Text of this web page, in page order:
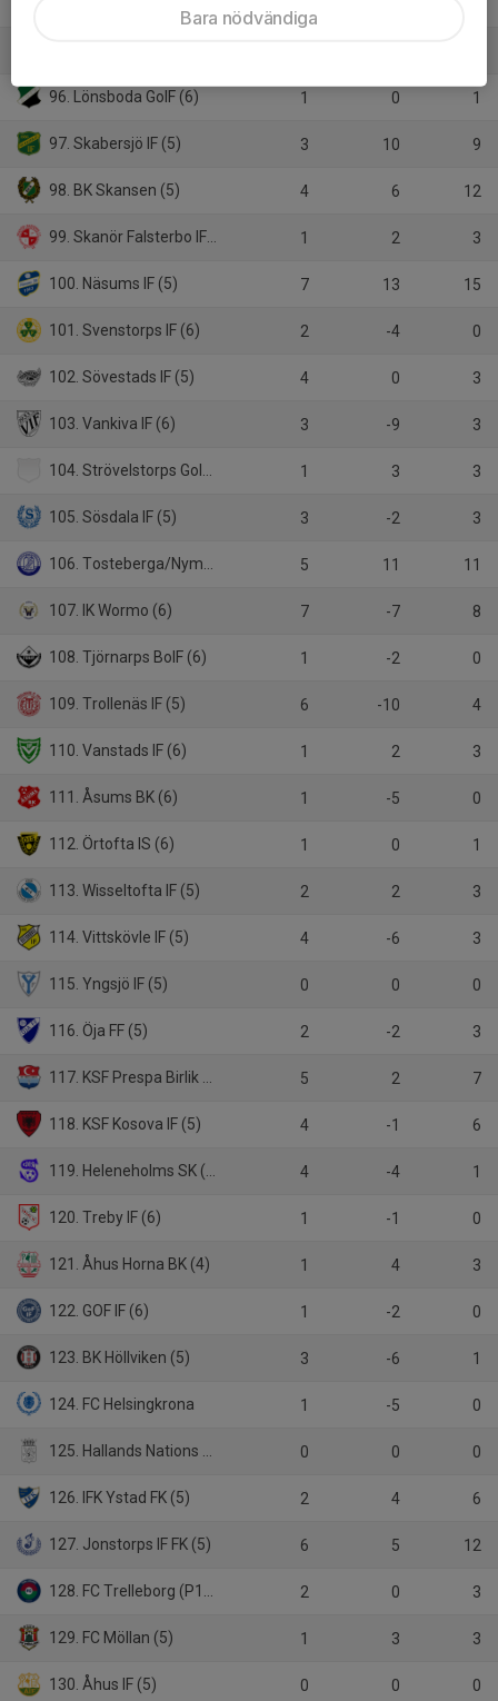
96. Lönsboda GoIF (6) 1 0 1
97. Skabersjö IF (5) 3 10 9
98. BK Skansen (5) 4 6 12
99. Skanör Falsterbo IF (5) 1 2 3
100. Näsums IF (5) 7 13 15
101. Svenstorps IF (6) 2 -4 0
102. Sövestads IF (5) 4 0 3
103. Vankiva IF (6) 3 -9 3
104. Strövelstorps GoIF (6) 1 3 3
105. Sösdala IF (5) 3 -2 3
106. Tosteberga/Nymölla IF (5) 5 11 11
107. IK Wormo (6) 7 -7 8
108. Tjörnarps BoIF (6) 1 -2 0
109. Trollenäs IF (5) 6 -10 4
110. Vanstads IF (6) 1 2 3
111. Åsums BK (6) 1 -5 0
112. Örtofta IS (6) 1 0 1
113. Wisseltofta IF (5) 2 2 3
114. Vittskövle IF (5) 4 -6 3
115. Yngsjö IF (5) 0 0 0
116. Öja FF (5) 2 -2 3
117. KSF Prespa Birlik (6) 5 2 7
118. KSF Kosova IF (5) 4 -1 6
119. Heleneholms SK (5) 4 -4 1
120. Treby IF (6) 1 -1 0
121. Åhus Horna BK (4) 1 4 3
122. GOF IF (6) 1 -2 0
123. BK Höllviken (5) 3 -6 1
124. FC Helsingkrona 1 -5 0
125. Hallands Nations FF (6) 0 0 0
126. IFK Ystad FK (5) 2 4 6
127. Jonstorps IF FK (5) 6 5 12
128. FC Trelleborg (P19) 2 0 3
129. FC Möllan (5) 1 3 3
130. Åhus IF (5) 0 0 0
Bara nödvändiga